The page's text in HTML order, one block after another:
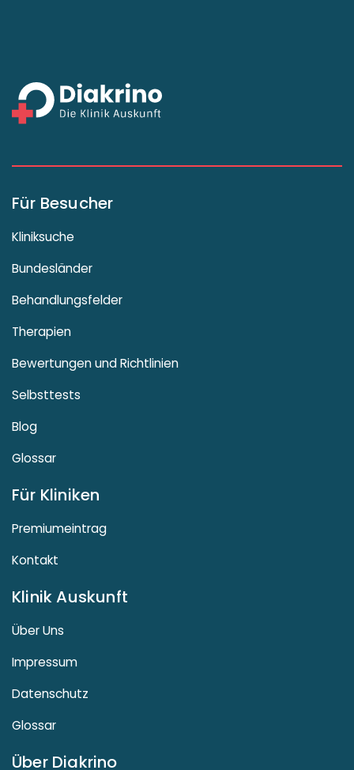
Für Besucher
Kliniksuche
Bundesländer
Behandlungsfelder
Therapien
Bewertungen und Richtlinien
Selbsttests
Blog
Glossar
Für Kliniken
Premiumeintrag
Kontakt
Klinik Auskunft
Über Uns
Impressum
Datenschutz
Glossar
Über Diakrino